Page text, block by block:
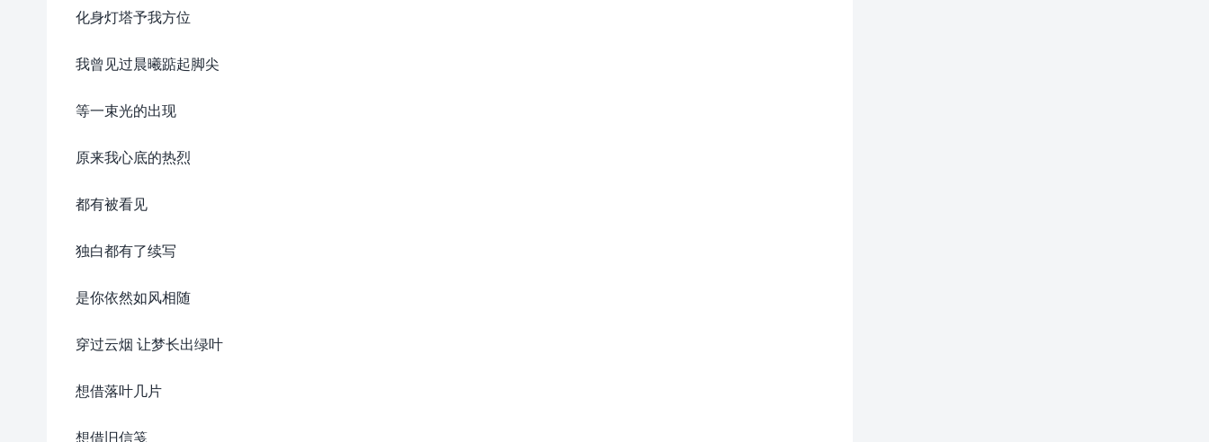
化身灯塔予我方位
我曾见过晨曦踮起脚尖
等一束光的出现
原来我心底的热烈
都有被看见
独白都有了续写
是你依然如风相随
穿过云烟 让梦长出绿叶
想借落叶几片
想借旧信笺